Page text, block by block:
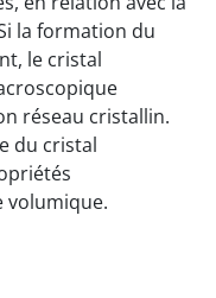
la formation du
le cristal
réseau cristallin.
du cristal
volumique.